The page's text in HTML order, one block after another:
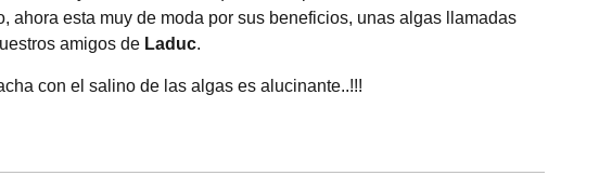
ahora esta muy de moda por sus beneficios, unas algas llamadas
amigos de Laduc.
con el salino de las algas es alucinante..!!!